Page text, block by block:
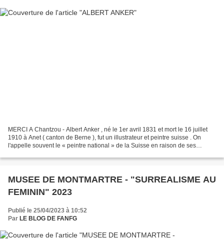
MERCI A Chantzou - Albert Anker , né le 1er avril 1831 et mort le 16 juillet
1910 à Anet ( canton de Berne ), fut un illustrateur et peintre suisse . On
l'appelle souvent le « peintre national » de la Suisse en raison de ses
MUSEE DE MONTMARTRE - "SURREALISME AU
FEMININ" 2023
Publié le 25/04/2023 à 10:52
Par LE BLOG DE FANFG